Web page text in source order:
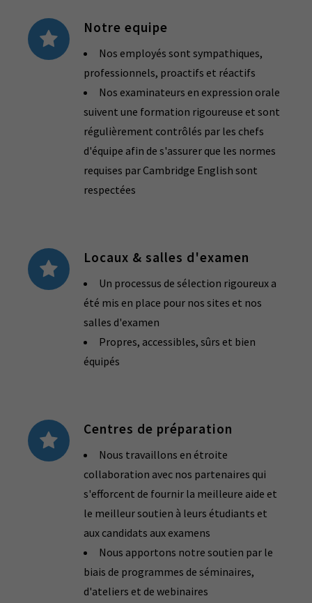
Notre equipe
Nos employés sont sympathiques,
professionnels, proactifs et réactifs
Nos examinateurs en expression orale
suivent une formation rigoureuse et sont
régulièrement contrôlés par les chefs
d'équipe afin de s'assurer que les normes
requises par Cambridge English sont
respectées
Locaux & salles d'examen
Un processus de sélection rigoureux a
été mis en place pour nos sites et nos
salles d'examen
Propres, accessibles, sûrs et bien
équipés
Centres de préparation
Nous travaillons en étroite
collaboration avec nos partenaires qui
s'efforcent de fournir la meilleure aide et
le meilleur soutien à leurs étudiants et
aux candidats aux examens
Nous apportons notre soutien par le
biais de programmes de séminaires,
d'ateliers et de webinaires